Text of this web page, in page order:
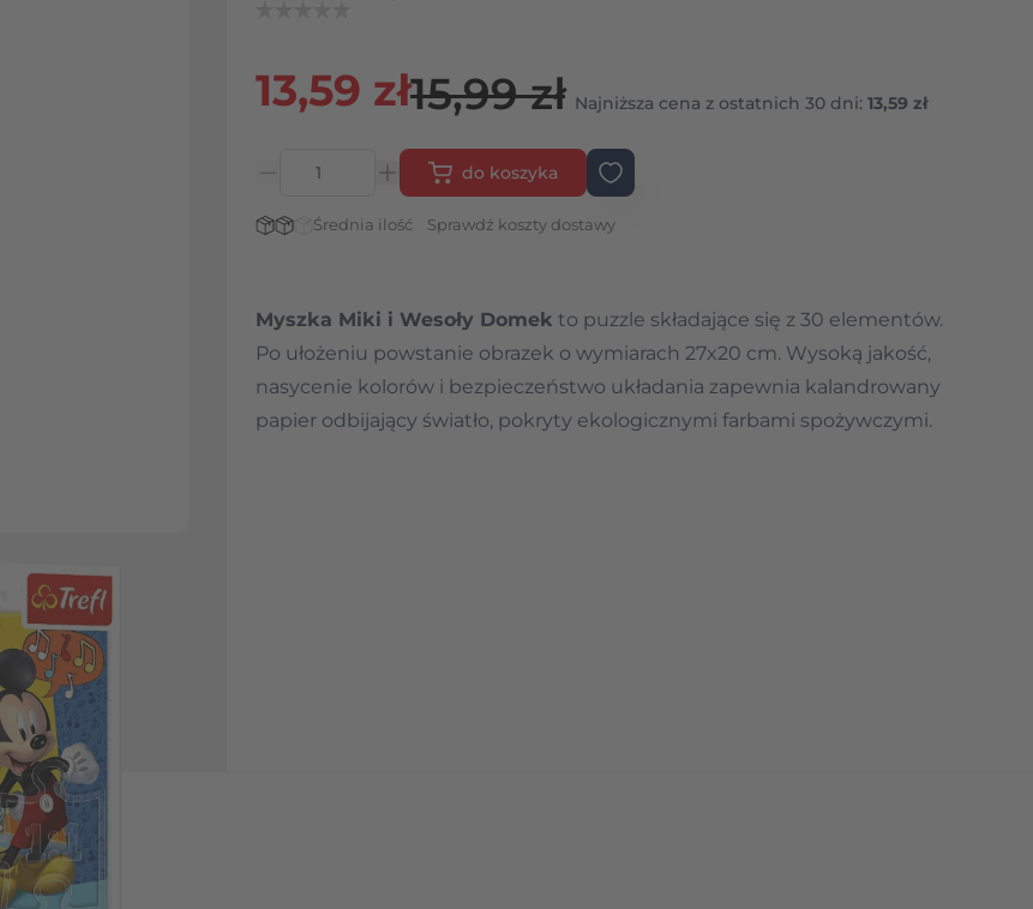
15,99 zł
13,59 zł Najniższa cena z ostatnich 30 dni: 13,59 zł
do koszyka
Stan magazynowy:
Średnia ilość Sprawdź koszty dostawy
Myszka Miki i Wesoły Domek to puzzle składające się z 30 elementów.
Po ułożeniu powstanie obrazek o wymiarach 27x20 cm. Wysoką jakość,
nasycenie kolorów i bezpieczeństwo układania zapewnia kalandrowany
papier odbijający światło, pokryty ekologicznymi farbami spożywczymi.